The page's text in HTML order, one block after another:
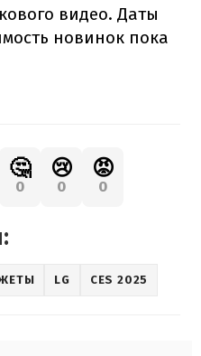
видео. Даты
новинок пока
🤔
0
😢
0
😡
0
LG CES 2025